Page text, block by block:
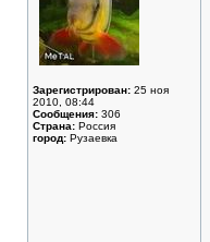
Зарегистрирован: 25 ноя
2010, 08:44
Сообщения: 306
Страна: Россия
город: Рузаевка